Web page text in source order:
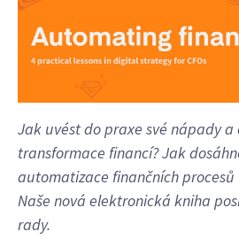
Jak uvést do praxe své nápady a
transformace financí? Jak
automatizace finančních procesů
Naše nová elektronická kniha
rady.